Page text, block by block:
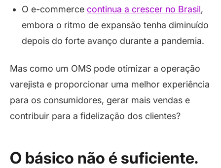
O e-commerce continua a crescer no Brasil,
embora o ritmo de expansão tenha diminuído
depois do forte avanço durante a pandemia.
Mas como um OMS pode otimizar a operação
varejista e proporcionar uma melhor experiência
para os consumidores, gerar mais vendas e
contribuir para a fidelização dos clientes?
O básico não é suficiente.